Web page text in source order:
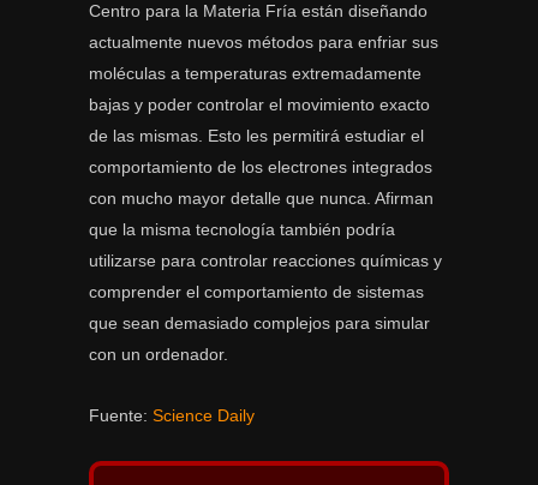
Centro para la Materia Fría están diseñando
actualmente nuevos métodos para enfriar sus
moléculas a temperaturas extremadamente
bajas y poder controlar el movimiento exacto
de las mismas. Esto les permitirá estudiar el
comportamiento de los electrones integrados
con mucho mayor detalle que nunca. Afirman
que la misma tecnología también podría
utilizarse para controlar reacciones químicas y
comprender el comportamiento de sistemas
que sean demasiado complejos para simular
con un ordenador.
Fuente: Science Daily